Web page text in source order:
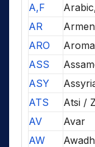
A,F
AR
ARO
ASS
ASY
ATS
Atsi /
AV
Avar
AW